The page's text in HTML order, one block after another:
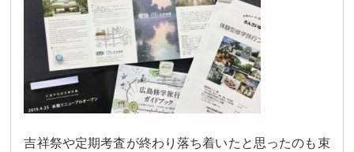
吉祥での学び
カリキュラム 授業、各教科の取り組み
補習・教養講座・公開講座・
高大連携・講習・勉強合宿
ライフスキルプログラム
芸術教育 課外授業
吉祥祭や定期考査が終わり落ち着いたと思ったのも束